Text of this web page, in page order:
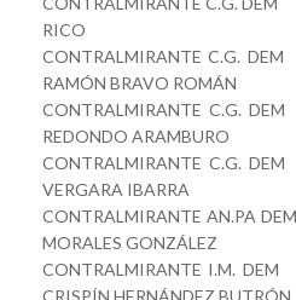
RICO
CONTRALMIRANTE
RAMÓN BRAVO ROMÁN
CONTRALMIRANTE
REDONDO ARAMBURO
CONTRALMIRANTE
VERGARA IBARRA
CONTRALMIRANTE
MORALES GONZÁLEZ
CONTRALMIRANTE
CRISPÍN HERNÁNDEZ BUTRÓN